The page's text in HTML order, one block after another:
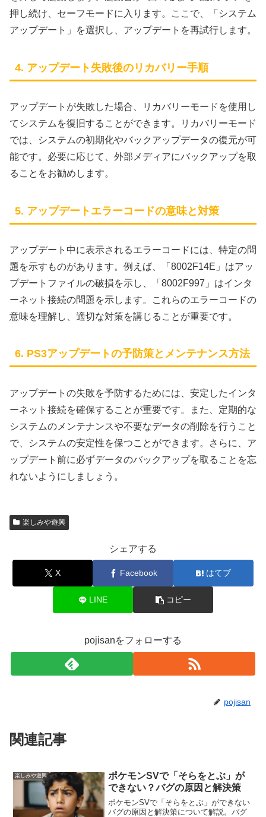
押し続け、セーフモードに入ります。ここで、「システム
アップデート」を選択し、アップデートを再試行します。
4. アップデート失敗後のリカバリー手順
アップデートが失敗した場合、リカバリーモードを使用し
てシステムを復旧することができます。リカバリーモード
では、システムの初期化やバックアップデータの復元が可
能です。必要に応じて、外部メディアにバックアップを取
ることをお勧めします。
5. アップデートエラーコードの意味と対策
アップデート中に表示されるエラーコードには、特定の問
題を示すものがあります。例えば、「8002F14E」はアッ
プデートファイルの破損を示し、「8002F997」はインタ
ーネット接続の問題を示します。これらのエラーコードの
意味を理解し、適切な対策を講じることが重要です。
6. PS3アップデートの予防策とメンテナンス方法
アップデートの失敗を予防するためには、安定したインタ
ーネット接続を確保することが重要です。また、定期的な
システムのメンテナンスや不要なデータの削除を行うこと
で、システムの安定性を保つことができます。さらに、ア
ップデート前に必ずデータのバックアップを取ることを忘
れないようにしましょう。
楽しみや遊興
シェアする
X Facebook はてブ
LINE コピー
pojisanをフォローする
pojisan
関連記事
楽しみや遊興
ポケモンSVで「そらをとぶ」が
できない？バグの原因と解決策
ポケモンSVで「そらをとぶ」ができない
バグの原因と解決策について解説。バグ